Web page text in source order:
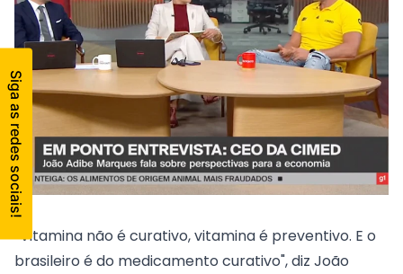
“Vitamina não é curativo, vitamina é preventivo. E o
brasileiro é do medicamento curativo", diz João